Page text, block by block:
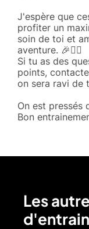
J'espère que
profiter un
soin de toi et
aventure. 🎉🏃‍♀️
Si tu as des
points,
on sera ravi de
On est pressés
Bon
Les